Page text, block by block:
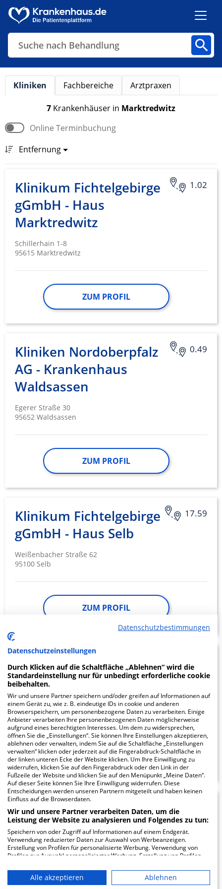
Suche nach Behandlung
Kliniken Fachbereiche Arztpraxen
7 Krankenhäuser in Marktredwitz
Online Terminbuchung
Entfernung
1.02
Klinikum Fichtelgebirge
gGmbH - Haus
Marktredwitz
Schillerhain 1-8
95615 Marktredwitz
ZUM PROFIL
0.49
Kliniken Nordoberpfalz
AG - Krankenhaus
Waldsassen
Egerer Straße 30
95652 Waldsassen
ZUM PROFIL
17.59
Klinikum Fichtelgebirge
gGmbH - Haus Selb
Weißenbacher Straße 62
95100 Selb
ZUM PROFIL
Kliniken Nordoberpfalz
AG - Tirschenreuth
St.-Peter-Str. 31
95643 Tirschenreuth
ZUM PROFIL
Kliniken Nordoberpfalz
AG - Krankenhaus
Kemnath
95478 Kemnath
Datenschutzbestimmungen
Datenschutzeinstellungen
Durch Klicken auf die Schaltfläche „Ablehnen“ wird die
Standardeinstellung nur für unbedingt erforderliche cookie
beibehalten.
Wir und unsere Partner speichern und/oder greifen auf Informationen auf
einem Gerät zu, wie z. B. eindeutige IDs in cookie und anderen
Browserspeichern, um personenbezogene Daten zu verarbeiten. Einige
Anbieter verarbeiten Ihre personenbezogenen Daten möglicherweise
aufgrund eines berechtigten Interesses. Um dem zu widersprechen,
öffnen Sie die „Einstellungen“. Sie können Ihre Einstellungen akzeptieren,
ablehnen oder verwalten, indem Sie auf die Schaltfläche „Einstellungen
verwalten“ klicken oder jederzeit auf die Fingerabdruck-Schaltfläche in
der linken unteren Ecke der Website klicken. Um Ihre Einwilligung zu
widerrufen, klicken Sie auf den Fingerabdruck oder den Link in der
Fußzeile der Website und klicken Sie auf den Menüpunkt „Meine Daten“.
Auf dieser Seite können Sie Ihre Einwilligung widerrufen. Diese
Entscheidungen werden unseren Partnern mitgeteilt und haben keinen
Einfluss auf die Browserdaten.
Wir und unsere Partner verarbeiten Daten, um die
Leistung der Website zu analysieren und Folgendes zu tun:
Speichern von oder Zugriff auf Informationen auf einem Endgerät.
Verwendung reduzierter Daten zur Auswahl von Werbeanzeigen.
Erstellung von Profilen für personalisierte Werbung. Verwendung von
Profilen zur Auswahl personalisierter Werbung. Erstellung von Profilen
personalisierter Inhalte. Messung der Werbeleistung. Messung der
Performance von Inhalten. Analyse von Zielgruppen durch Statistiken
oder Kombinationen von Daten aus verschiedenen Quellen. Entwicklung
Alle akzeptieren
Ablehnen